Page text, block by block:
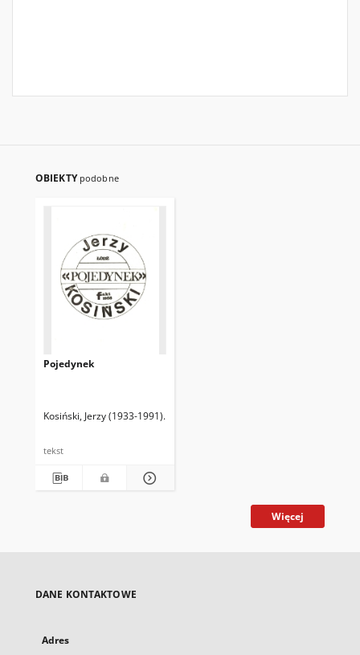
OBIEKTY podobne
Pojedynek
Kosiński, Jerzy (1933-1991)
tekst
Więcej
DANE KONTAKTOWE
Adres